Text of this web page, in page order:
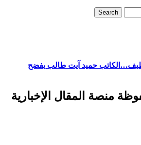
Search
حميد آيت طالب يفضح
منصة المقال الإخبارية